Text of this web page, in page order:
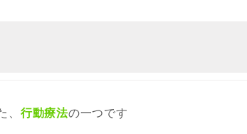
、 行動療法の一つです